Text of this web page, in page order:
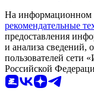
На информационном
рекомендательные
предоставления
и анализа сведений,
пользователей сети
Российской